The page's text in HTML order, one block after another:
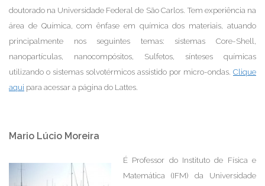
doutorado na Universidade Federal de São Carlos. Tem experiência na
área de Química, com ênfase em química dos materiais, atuando
principalmente nos seguintes temas: sistemas Core-Shell,
nanopartículas, nanocompósitos, Sulfetos, sínteses químicas
utilizando o sistemas solvotérmicos assistido por micro-ondas. Clique
aqui para acessar a página do Lattes.
Mario Lúcio Moreira
É Professor do Instituto de Física e
Matemática (IFM) da Universidade